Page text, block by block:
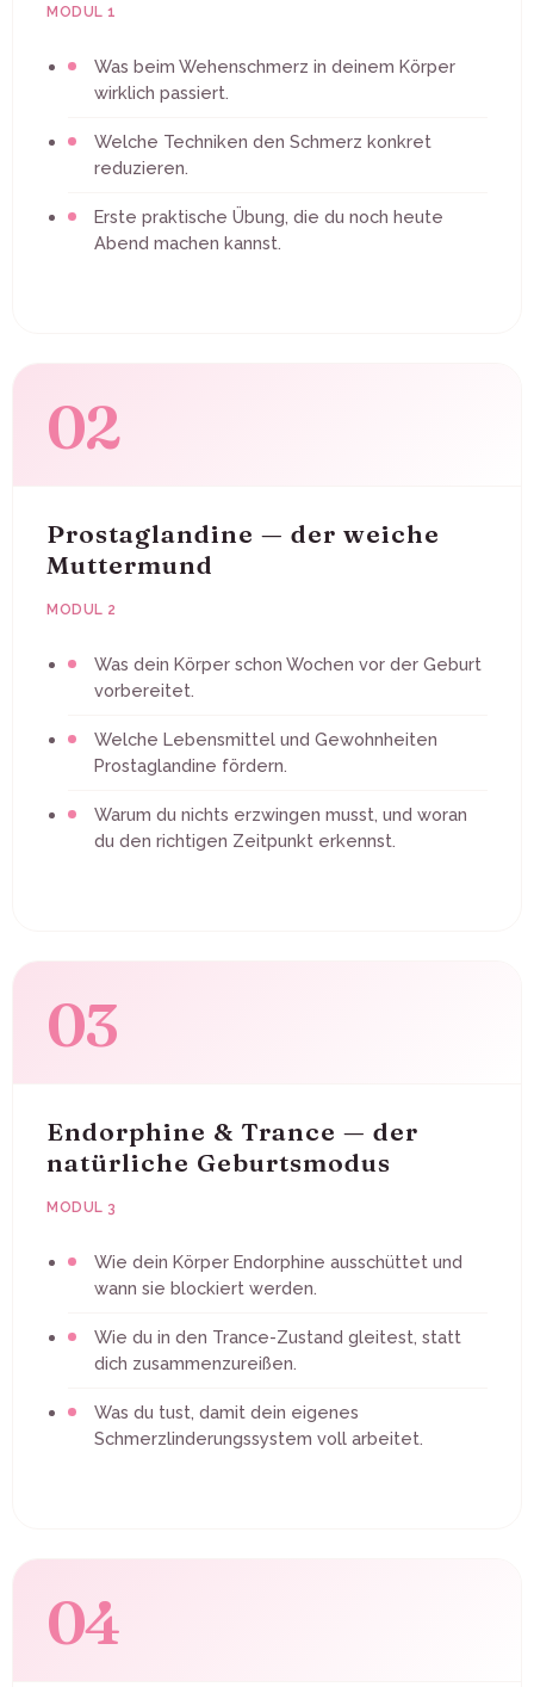
MODUL 1
Was beim Wehenschmerz in deinem Körper
wirklich passiert.
Welche Techniken den Schmerz konkret
reduzieren.
Erste praktische Übung, die du noch heute
Abend machen kannst.
02
Prostaglandine — der weiche
Muttermund
MODUL 2
Was dein Körper schon Wochen vor der Geburt
vorbereitet.
Welche Lebensmittel und Gewohnheiten
Prostaglandine fördern.
Warum du nichts erzwingen musst, und woran
du den richtigen Zeitpunkt erkennst.
03
Endorphine & Trance — der
natürliche Geburtsmodus
MODUL 3
Wie dein Körper Endorphine ausschüttet und
wann sie blockiert werden.
Wie du in den Trance-Zustand gleitest, statt
dich zusammenzureißen.
Was du tust, damit dein eigenes
Schmerzlinderungssystem voll arbeitet.
04